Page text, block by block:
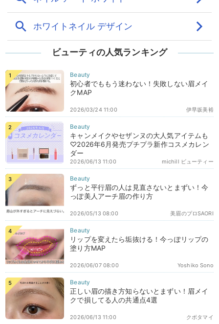
ビューティの人気ランキング
初心者でももう迷わない！失敗しない眉メイ
クMAP
伊早坂美裕
2026/03/24 11:00
キャンメイクやセザンヌの大人気アイテムも
♡2026年6月発売プチプラ新作コスメカレン
ダー
michill ビューティー
2026/06/13 11:00
ずっと平行眉の人は見直さないとまずい！今
っぽ美人アーチ眉の作り方
美眉のプロSAORI
2026/05/13 08:00
リップを変えたら垢抜ける！今っぽリップの
塗り方MAP
Yoshiko Sono
2026/06/07 08:00
正しい眉の描き方知らないとまずい！眉メイ
クで損してる人の共通点4選
クボタマイ
2026/06/13 11:00